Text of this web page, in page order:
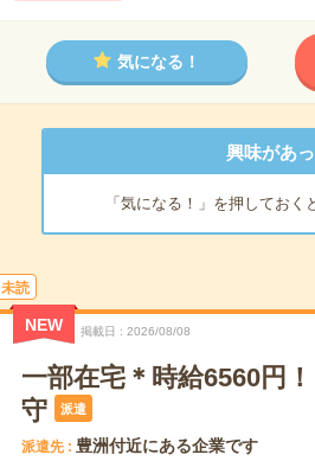
気になる！
興味があ
「気になる！」を押しておく
未読
NEW 掲載日 2026/08/08
一部在宅＊時給6560円
守
派遣
派遣先 豊洲付近にある企業です